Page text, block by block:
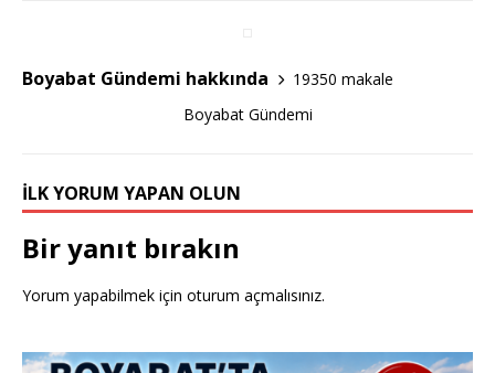
o
Boyabat Gündemi hakkında
19350 makale
Boyabat Gündemi
İLK YORUM YAPAN OLUN
Bir yanıt bırakın
Yorum yapabilmek için oturum açmalısınız.